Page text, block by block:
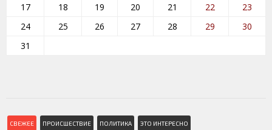
17
18 19 20 21 22
23
24
25 26 27 28 29
30
31
СВЕЖЕЕ ПРОИСШЕСТВИЕ ПОЛИТИКА ЭТО ИНТЕРЕСНО